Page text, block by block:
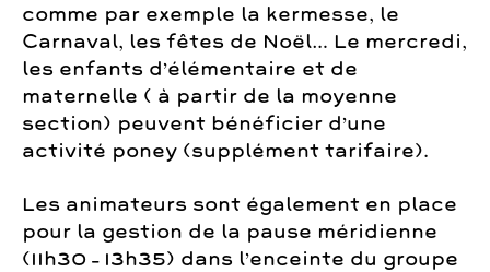
comme par exemple la kermesse, le
Carnaval, les fêtes de Noël… Le mercredi,
les enfants d’élémentaire et de
maternelle ( à partir de la moyenne
section) peuvent bénéficier d’une
activité poney (supplément tarifaire).
Les animateurs sont également en place
pour la gestion de la pause méridienne
(11h30 – 13h35) dans l’enceinte du groupe